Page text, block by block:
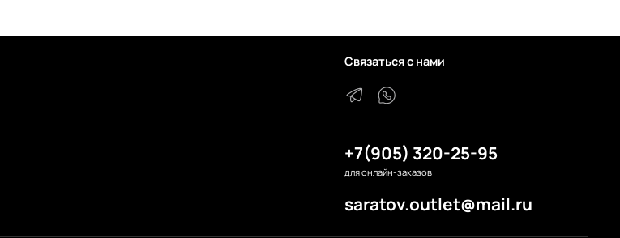
Связаться с нами
+7(905) 320-25-95
для онлайн-заказов
saratov.outlet@mail.ru